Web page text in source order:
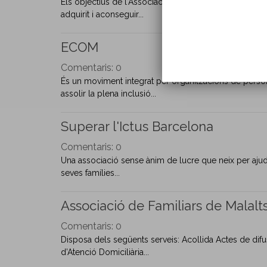
adquirit i aconseguir...
ECOM
Comentaris: 0
És un moviment integrat per organitzacions de
assolir la plena inclusió...
Superar l'Ictus Barcelona
Comentaris: 0
Una associació sense ànim de lucre que neix per
seves famílies...
Associació de Familiars de
Comentaris: 0
Disposa dels següents serveis: Acollida Actes de
d’Atenció Domiciliària...